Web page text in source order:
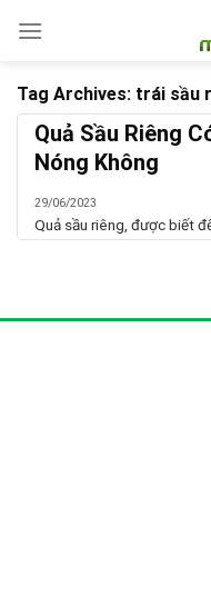
Tag Archives: trái sầu
Quả Sầu Riêng
Nóng Không
29/06/2023
Quả sầu riêng, được biết